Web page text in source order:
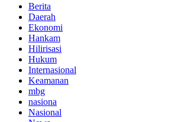
Berita
Daerah
Ekonomi
Hankam
Hilirisasi
Hukum
Internasional
Keamanan
mbg
nasiona
Nasional